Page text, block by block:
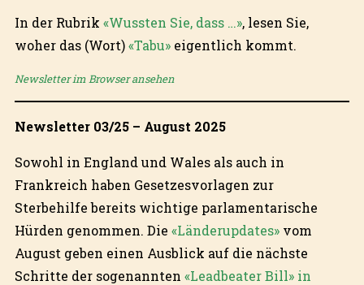
In der Rubrik «Wussten Sie, dass …», lesen Sie,
woher das (Wort)«Tabu»eigentlich kommt.
Newsletter im Browser ansehen
Newsletter 03/25 – August 2025
Sowohl in England und Wales als auch in
Frankreich haben Gesetzesvorlagen zur
Sterbehilfe bereits wichtige parlamentarische
Hürden genommen. Die «Länderupdates»vom
August geben einen Ausblick auf die nächste
Schritte der sogenannten «Leadbeater Bill» in